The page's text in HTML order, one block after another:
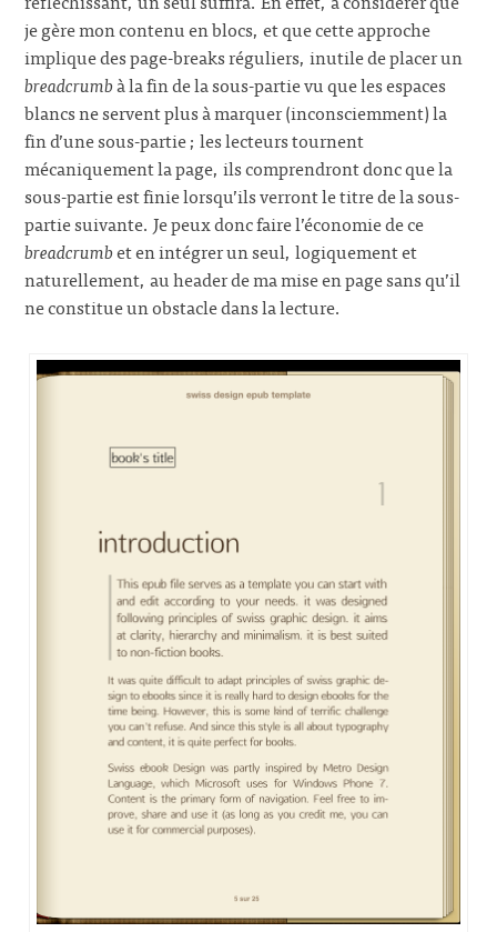
je gère mon contenu en blocs, et que cette approche
implique des page-breaks réguliers, inutile de placer un
breadcrumbà la fin de la sous-partie vu que les espaces
blancs ne servent plus à marquer (inconsciemment) la
fin d’une sous-partie ; les lecteurs tournent
mécaniquement la page, ils comprendront donc que la
sous-partie est finie lorsqu’ils verront le titre de la sous-
partie suivante. Je peux donc faire l’économie de ce
breadcrumbet en intégrer un seul, logiquement et
naturellement, au header de ma mise en page sans qu’il
ne constitue un obstacle dans la lecture.